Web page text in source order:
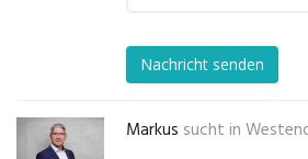
Nachricht senden
Markus sucht in